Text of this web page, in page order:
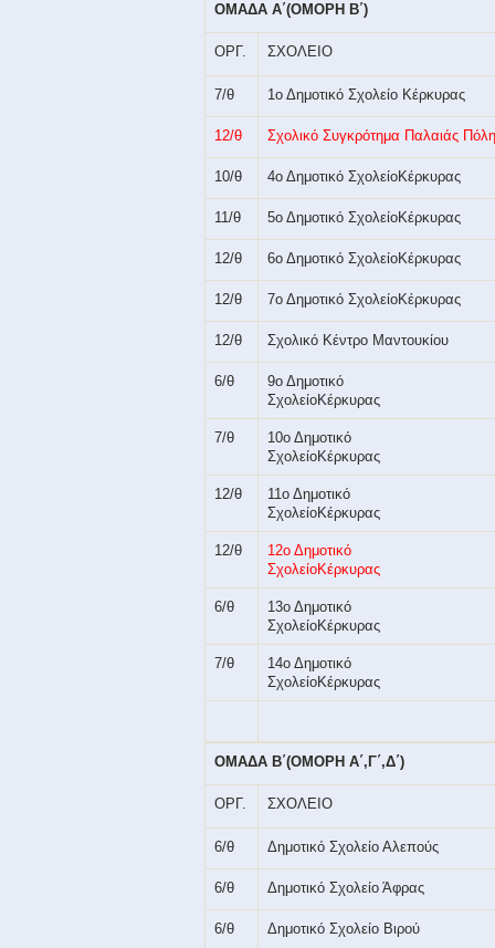
ΟΜΑΔΑ Α΄(ΟΜΟΡΗ Β΄)
ΟΡΓ. ΣΧΟΛΕΙΟ
7/θ 1ο Δημοτικό Σχολείο Κέρκυρας
12/θ Σχολικό Συγκρότημα Παλαιάς
10/θ 4ο Δημοτικό ΣχολείοΚέρκυρας
11/θ 5ο Δημοτικό ΣχολείοΚέρκυρας
12/θ 6ο Δημοτικό ΣχολείοΚέρκυρας
12/θ 7ο Δημοτικό ΣχολείοΚέρκυρας
12/θ Σχολικό Κέντρο Μαντουκίου
6/θ
9ο Δημοτικό
ΣχολείοΚέρκυρας
7/θ
10ο Δημοτικό
ΣχολείοΚέρκυρας
12/θ
11ο Δημοτικό
ΣχολείοΚέρκυρας
12/θ
12ο Δημοτικό
6/θ
13ο Δημοτικό
ΣχολείοΚέρκυρας
7/θ
14ο Δημοτικό
ΣχολείοΚέρκυρας
ΟΜΑΔΑ Β΄(ΟΜΟΡΗ Α΄,Γ΄,Δ΄)
ΟΡΓ. ΣΧΟΛΕΙΟ
6/θ Δημοτικό Σχολείο Αλεπούς
6/θ Δημοτικό Σχολείο Άφρας
6/θ Δημοτικό Σχολείο Βιρού